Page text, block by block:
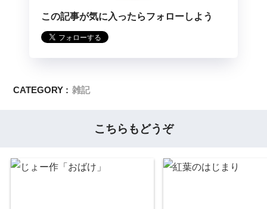
この記事が気に入ったらフォローしよう
CATEGORY : 雑記
こちらもどうぞ